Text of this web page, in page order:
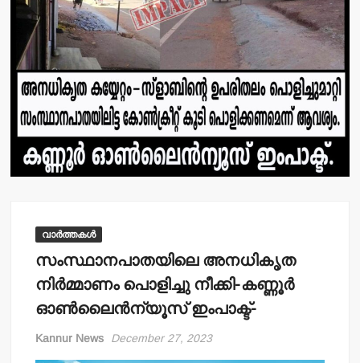
വാർത്തകൾ
സംസ്ഥാനപാതയിലെ അനധികൃത
നിര്‍മ്മാണം പൊളിച്ചു നീക്കി-കണ്ണൂര്‍
ഓണ്‍ലൈന്‍ന്യൂസ് ഇംപാക്ട്-
Kannur News December 27, 2023